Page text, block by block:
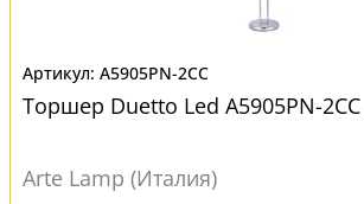
A5905PN-2CC
Торшер Duetto Led A5905PN-
Arte Lamp (Италия)